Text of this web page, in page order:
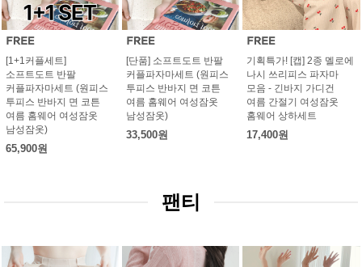
[1+1커플세트]
소프트도트 반팔
커플파자마세트 (원피스
투피스 반바지 면 코튼
여름 홈웨어 여성잠옷
남성잠옷)
65,900원
[단품] 소프트도트 반팔
커플파자마세트 (원피스
투피스 반바지 면 코튼
여름 홈웨어 여성잠옷
남성잠옷)
33,500원
기획특가! [캡] 2종 멜로에
나시 쓰리피스 파자마
모음 - 긴바지 가디건
여름 간절기 여성잠옷
홈웨어 상하세트
17,400원
팬티